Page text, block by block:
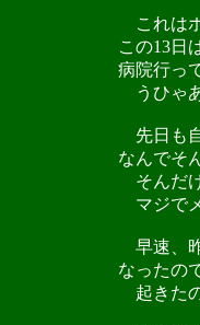
これは
この13日
病院行っ
うひゃ
先日も
なんでそ
そんだ
マジで
早速、
なったの
起きた